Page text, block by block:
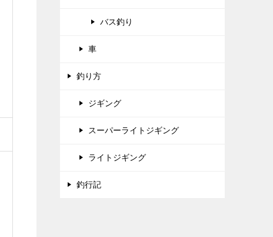
バス釣り
車
釣り方
ジギング
スーパーライトジギング
ライトジギング
釣行記